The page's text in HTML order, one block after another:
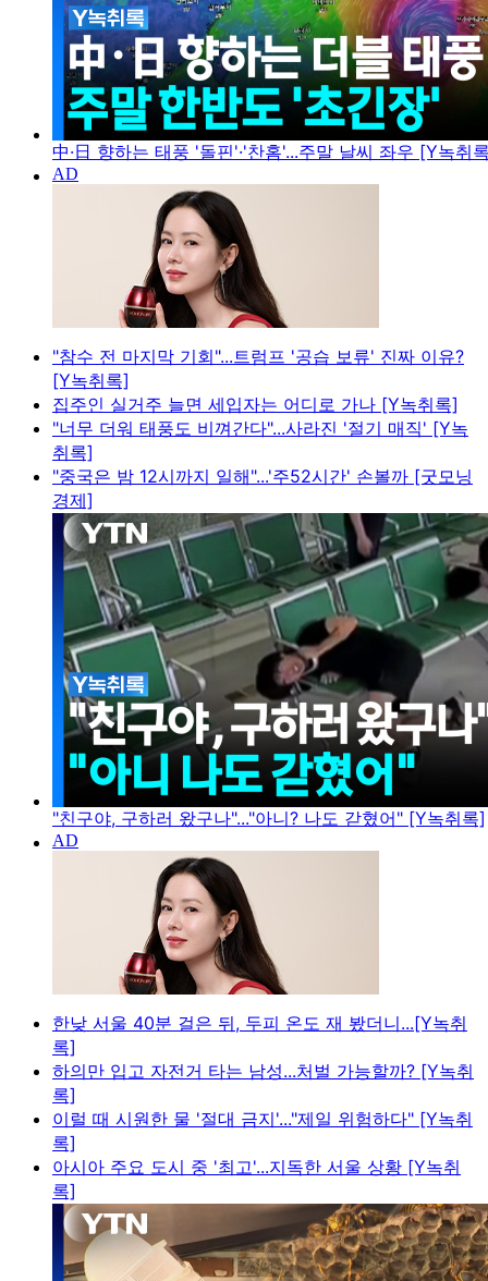
中·日 향하는 태풍 '돌핀'·'찬홈'...주말 날씨 좌우 [Y녹취
"참수 전 마지막 기회"...트럼프 '공습 보류' 진짜 이유?
[Y녹취록]
집주인 실거주 늘면 세입자는 어디로 가나 [Y녹취록]
"너무 더워 태풍도 비껴간다"...사라진 '절기 매직' [Y녹
취록]
"중국은 밤 12시까지 일해"...'주52시간' 손볼까 [굿모닝
경제]
"친구야, 구하러 왔구나"..."아니? 나도 갇혔어" [Y녹취록]
한낮 서울 40분 걸은 뒤, 두피 온도 재 봤더니...[Y녹취
록]
하의만 입고 자전거 타는 남성...처벌 가능할까? [Y녹취
록]
이럴 때 시원한 물 '절대 금지'..."제일 위험하다" [Y녹취
록]
아시아 주요 도시 중 '최고'...지독한 서울 상황 [Y녹취
록]